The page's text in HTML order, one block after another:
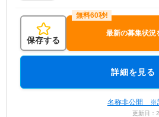
保存する
最新の募集状況
詳細を見る
名称非公開 ※
更新日